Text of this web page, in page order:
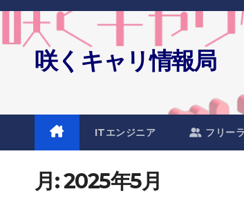
Skip
content咲くキャリ情報局
ITエンジニア フリー
月:2025年5月